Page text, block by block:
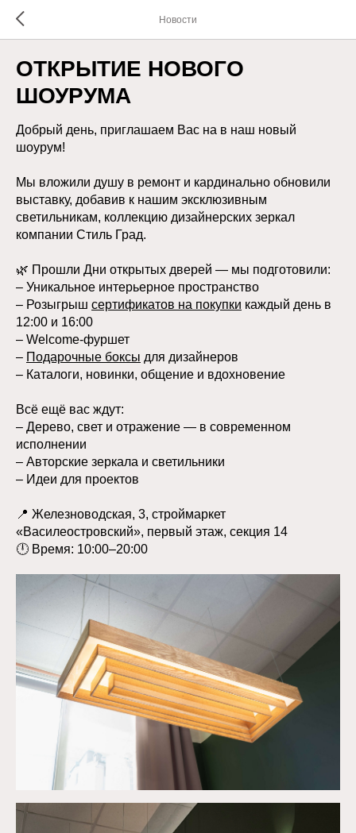
Новости
ОТКРЫТИЕ НОВОГО
ШОУРУМА
Добрый день, приглашаем Вас на в наш новый
шоурум!
Мы вложили душу в ремонт и кардинально обновили
выставку, добавив к нашим эксклюзивным
светильникам, коллекцию дизайнерских зеркал
компании Стиль Град.
🌿 Прошли Дни открытых дверей — мы подготовили:
– Уникальное интерьерное пространство
– Розыгрыш сертификатов на покупки каждый день в
12:00 и 16:00
– Welcome-фуршет
– Подарочные боксы для дизайнеров
– Каталоги, новинки, общение и вдохновение
Всё ещё вас ждут:
– Дерево, свет и отражение — в современном
исполнении
– Авторские зеркала и светильники
– Идеи для проектов
📍 Железноводская, 3, строймаркет
«Василеостровский», первый этаж, секция 14
🕛 Время: 10:00–20:00